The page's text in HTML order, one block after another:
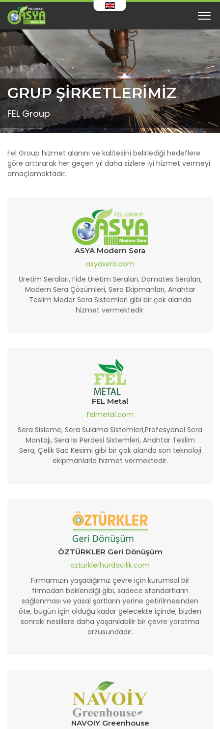
GRUP ŞİRKETLERİMİZ
FEL Group
Fel Group hizmet alanını ve kalitesini belirlediği hedeflere
göre arttırarak her geçen yıl daha sizlere iyi hizmet vermeyi
amaçlamaktadır.
ASYA Modern Sera
asyasera.com
Üretim Seraları, Fide Üretim Seraları, Domates Seraları,
Modern Sera Çözümleri, Sera Ekipmanları, Anahtar
Teslim Moder Sera Sistemleri gibi bir çok alanda
hizmet vermektedir.
FEL Metal
felmetal.com
Sera Sisleme, Sera Sulama Sistemleri,Profesyonel Sera
Montajı, Sera Isı Perdesi Sistemleri, Anahtar Teslim
Sera, Çelik Sac Kesimi gibi bir çok alanda son teknoloji
ekipmanlarla hizmet vermektedir.
ÖZTÜRKLER Geri Dönüşüm
ozturklerhurdacilik.com
Firmamızın yaşadığımız çevre için kurumsal bir
firmadan beklendiği gibi, sadece standartların
sağlanması ve yasal şartların yerine getirilmesinden
öte, bugün için olduğu kadar gelecekte içinde, bizden
sonraki nesillere daha yaşanılabilir bir çevre yaratma
arzusundadır.
NAVOIY Greenhouse